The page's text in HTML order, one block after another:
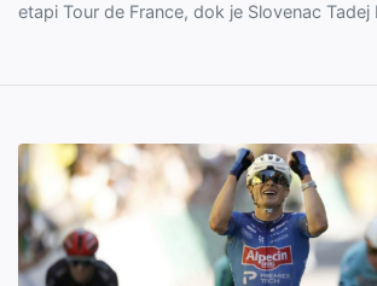
etapi Tour de France, dok je Slovenac Tadej